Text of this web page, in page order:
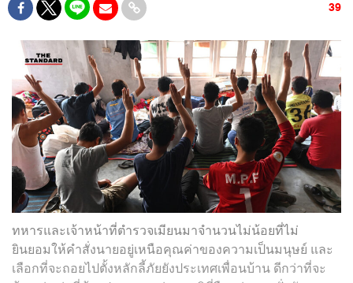
39
ทหารและเจ้าหน้าที่ตำรวจเมียนมาจำนวนไม่น้อยที่ไม่
ยินยอมให้คำสั่งนายอยู่เหนือคุณค่าของความเป็นมนุษย์ และ
เลือกที่จะถอยไปตั้งหลักลี้ภัยยังประเทศเพื่อนบ้าน ดีกว่าที่จะ